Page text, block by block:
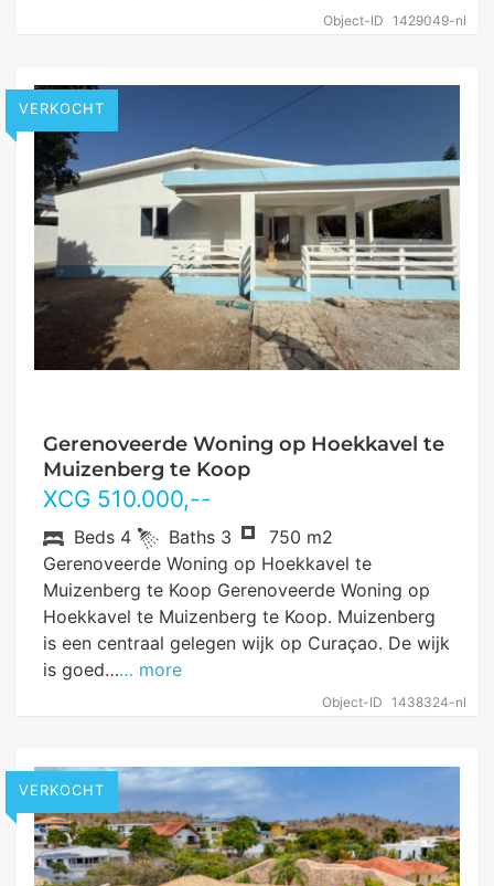
Object-ID 1429049-nl
VERKOCHT
Gerenoveerde Woning op Hoekkavel te
Muizenberg te Koop
XCG 510.000,--
Object-ID 1438324-nl
Beds 4 Baths 3
750 m2
Gerenoveerde Woning op Hoekkavel te
Muizenberg te Koop Gerenoveerde Woning op
Hoekkavel te Muizenberg te Koop. Muizenberg
is een centraal gelegen wijk op Curaçao. De wijk
is goed…… more
VERKOCHT